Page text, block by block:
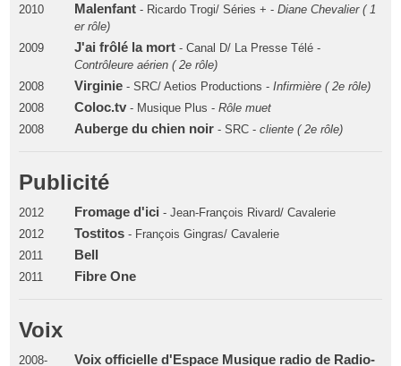
2010
Malenfant- Ricardo Trogi/ Séries + - Diane Chevalier ( 1
er rôle)
2009
J'ai frôlé la mort - Canal D/ La Presse Télé -
Contrôleure aérien ( 2e rôle)
2008
Virginie - SRC/ Aetios Productions - Infirmière ( 2e rôle)
2008
Coloc.tv - Musique Plus - Rôle muet
2008
Auberge du chien noir- SRC - cliente ( 2e rôle)
Publicité
2012 Fromage d'ici - Jean-François Rivard/ Cavalerie
2012
Tostitos - François Gingras/ Cavalerie
2011
Bell
2011 Fibre One
Voix
2008-
Voix officielle d'Espace Musique radio de Radio-